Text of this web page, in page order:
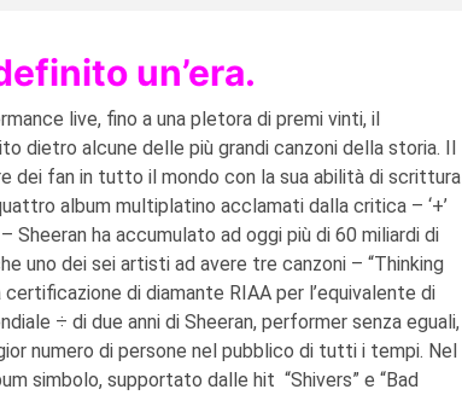
un’era.
live, fino a una pletora di premi vinti, il
dietro alcune delle più grandi canzoni della storia. Il
dei fan in tutto il mondo con la sua abilità di scrittura
album multiplatino acclamati dalla critica – ‘+’
Sheeran ha accumulato ad oggi più di 60 miliardi di
uno dei sei artisti ad avere tre canzoni – “Thinking
di diamante RIAA per l’equivalente di
÷ di due anni di Sheeran, performer senza eguali,
numero di persone nel pubblico di tutti i tempi. Nel
simbolo, supportato dalle hit “Shivers” e “Bad